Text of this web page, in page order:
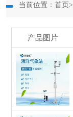
当前位置： 首页 >
产品图片